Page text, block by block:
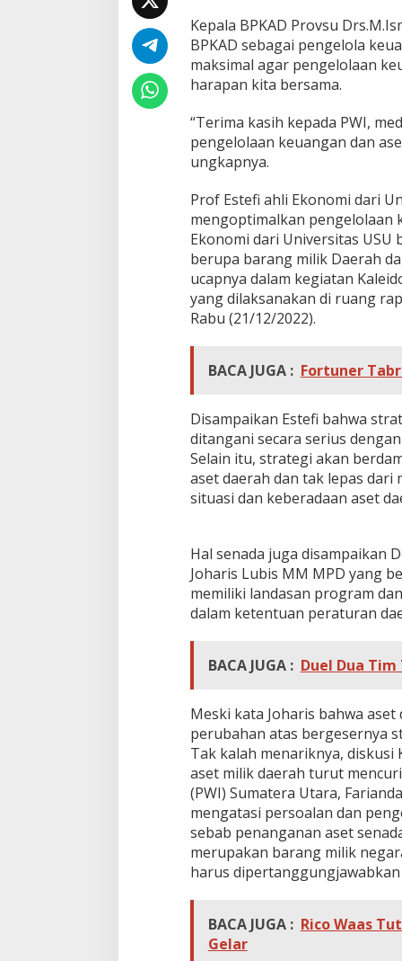
s
B
e
r
u
a
y
a
A
a
r
P
e
n
g
e
l
a
a
e
u
a
n
g
a
a
n
A
e
a
a
h
B
e
r
j
a
l
a
n
B
k
Kepala BPKAD Provsu
BPKAD sebagai pengelola
maksimal agar pengelolaan
harapan kita bersama.
“Terima kasih kepada PWI,
pengelolaan keuangan dan
ungkapnya.
Prof Estefi ahli Ekonomi dari
mengoptimalkan pengelolaan
Ekonomi dari Universitas
berupa barang milik Daerah
ucapnya dalam kegiatan
yang dilaksanakan di ruang
Rabu (21/12/2022).
BACA JUGA : Fortuner
Disampaikan Estefi bahwa
ditangani secara serius
Selain itu, strategi akan
aset daerah dan tak lepas dari
situasi dan keberadaan aset
Hal senada juga disampaikan
Joharis Lubis MM MPD yang
memiliki landasan program
dalam ketentuan peraturan
BACA JUGA : Duel Dua
Meski kata Joharis bahwa
perubahan atas bergesernya
Tak kalah menariknya, diskusi
aset milik daerah turut
(PWI) Sumatera Utara,
mengatasi persoalan dan
sebab penanganan aset
merupakan barang milik
harus
BACA JUGA : Rico Waas
Gelar